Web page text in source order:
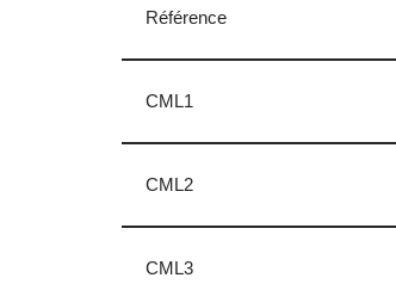
Référence
CML1
CML2
CML3